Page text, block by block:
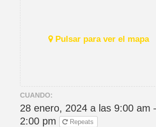
Pulsar para ver el mapa
CUANDO:
28 enero, 2024 a las 9:00 am
2:00 pm
Repeats